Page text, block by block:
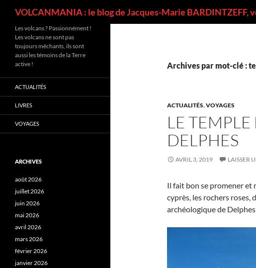
VOLCANMANIA : le blog de Jacques-Marie BARDINTZEFF,
Archives par mot-clé :
ACTUALITÉS,VOYAGES
LE TEMPLE
DELPHES
AVRIL 3, 2019 LAISSER
Il fait bon se promener et
cyprès, les rochers roses,
archéologique de
Les volcans ? Passionnément !
Les volcans ne sont pas
toujours méchants, ils sont
aussi les témoins de la Terre
active !
ACTUALITÉS
LIVRES
VOYAGES
ARCHIVES
août 2026
juillet 2026
juin 2026
mai 2026
avril 2026
mars 2026
février 2026
janvier 2026